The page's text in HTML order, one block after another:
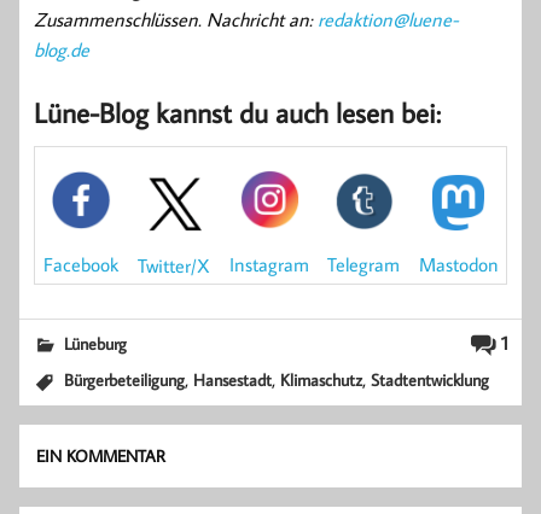
Zusammenschlüssen. Nachricht an: redaktion@luene-
blog.de
Lüne-Blog kannst du auch lesen bei:
Facebook Twitter/X Instagram Telegram Mastodon
1
Lüneburg
Bürgerbeteiligung, Hansestadt, Klimaschutz,Stadtentwicklung
EIN KOMMENTAR